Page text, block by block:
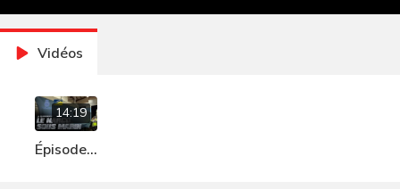
Vidéos
14:19
Épisode